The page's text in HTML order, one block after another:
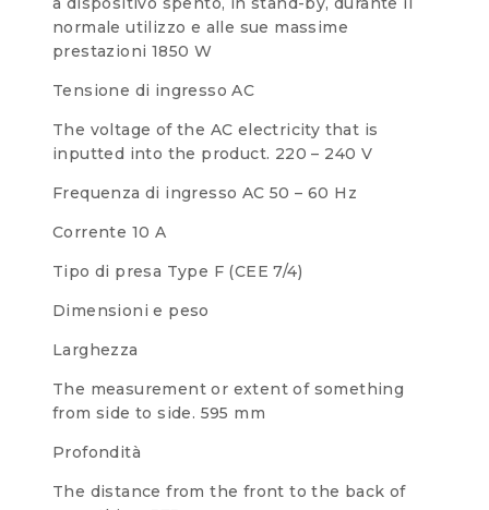
normale utilizzo e alle sue massime
prestazioni 1850 W
Tensione di ingresso AC
The voltage of the AC electricity that is
inputted into the product. 220 – 240 V
Frequenza di ingresso AC 50 – 60 Hz
Corrente 10 A
Tipo di presa Type F (CEE 7/4)
Dimensioni e peso
Larghezza
The measurement or extent of something
from side to side. 595 mm
Profondità
The distance from the front to the back of